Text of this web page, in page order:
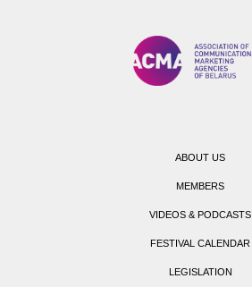
ABOUT US
MEMBERS
VIDEOS & PODCASTS
FESTIVAL CALENDAR
LEGISLATION